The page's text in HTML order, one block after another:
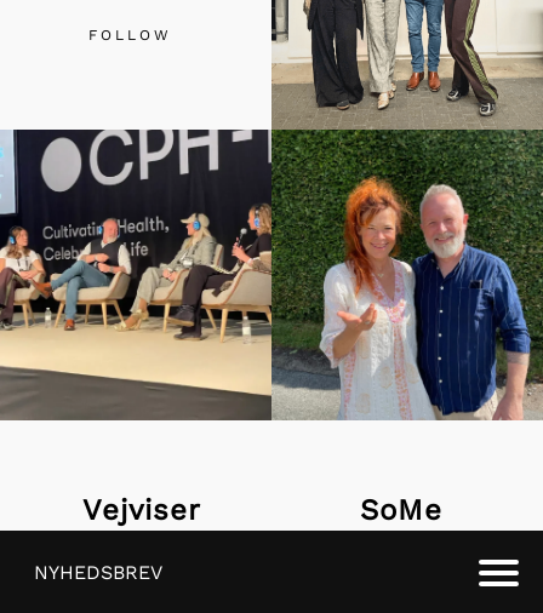
FOLLOW
Vejviser
FORSIDE
SoMe
NYHEDSBREV